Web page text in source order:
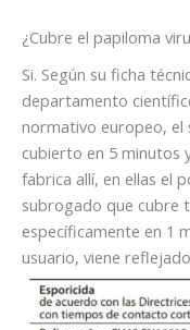
¿Cubre el papiloma
Si. Según su ficha
departamento
normativo europeo, el
cubierto en 5 minutos
fabrica allí, en ellas el
subrogado que cubre
específicamente en 1
usuario, viene